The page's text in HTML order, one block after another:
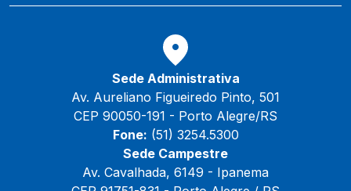
Sede Administrativa
Av. Aureliano Figueiredo Pinto, 501
CEP 90050-191 - Porto Alegre/RS
Fone: (51) 3254.5300
Sede Campestre
Av. Cavalhada, 6149 - Ipanema